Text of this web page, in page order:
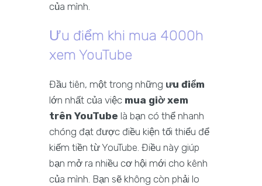
của mình.
Ưu điểm khi mua 4000h
xem YouTube
Đầu tiên, một trong những ưu điểm
lớn nhất của việc mua giờ xem
trên YouTube là bạn có thể nhanh
chóng đạt được điều kiện tối thiểu để
kiếm tiền từ YouTube. Điều này giúp
bạn mở ra nhiều cơ hội mới cho kênh
của mình. Bạn sẽ không còn phải lo